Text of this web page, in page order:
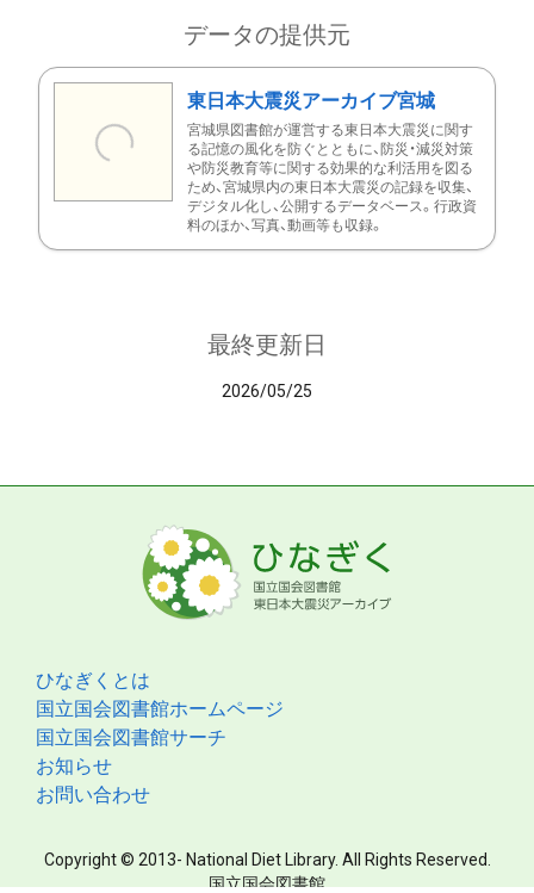
データの提供元
東日本大震災アーカイブ宮城
宮城県図書館が運営する東日本大震災に関す
る記憶の風化を防ぐとともに、防災・減災対策
や防災教育等に関する効果的な利活用を図る
ため、宮城県内の東日本大震災の記録を収集、
デジタル化し、公開するデータベース。行政資
料のほか、写真、動画等も収録。
最終更新日
2026/05/25
ひなぎくとは
国立国会図書館ホームページ
国立国会図書館サーチ
お知らせ
お問い合わせ
Copyright © 2013- National Diet Library. All Rights Reserved.